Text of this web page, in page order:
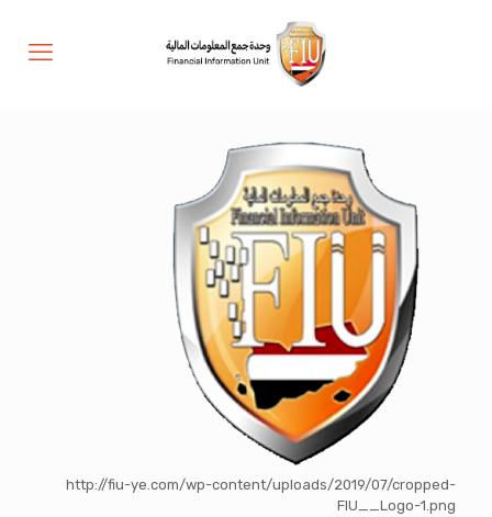
http://fiu-ye.com/wp-content/uploads/2019/07/cropped-
FIU__Logo-1.png